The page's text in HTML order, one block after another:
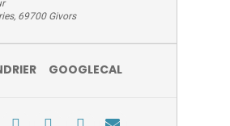
69700 Givors
GOOGLECAL